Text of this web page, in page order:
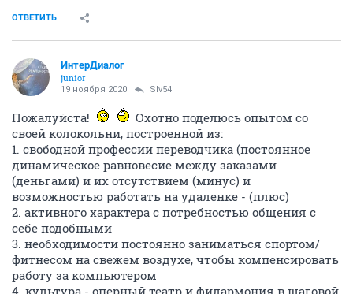
ОТВЕТИТЬ
ИнтерДиалог
junior
19 ноября 2020 Slv54
Пожалуйста!
Охотно поделюсь опытом со
своей колокольни, построенной из:
1. свободной профессии переводчика (постоянное
динамическое равновесие между заказами
(деньгами) и их отсутствием (минус) и
возможностью работать на удаленке - (плюс)
2. активного характера с потребностью общения с
себе подобными
3. необходимости постоянно заниматься спортом/
фитнесом на свежем воздухе, чтобы компенсировать
работу за компьютером
4. культура - оперный театр и филармония в шаговой